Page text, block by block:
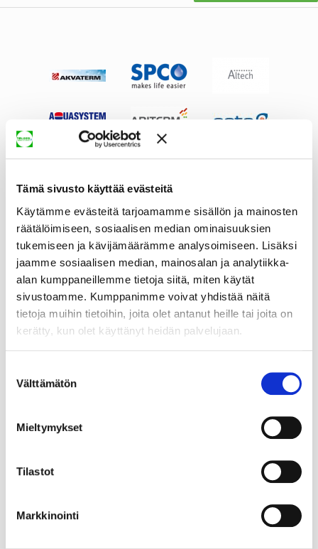
Tämä sivusto käyttää evästeitä
Käytämme evästeitä tarjoamamme sisällön ja mainosten
räätälöimiseen, sosiaalisen median ominaisuuksien
tukemiseen ja kävijämäärämme analysoimiseen. Lisäksi
jaamme sosiaalisen median, mainosalan ja analytiikka-
alan kumppaneillemme tietoja siitä, miten käytät
sivustoamme. Kumppanimme voivat yhdistää näitä
tietoja muihin tietoihin, joita olet antanut heille tai joita on
kerätty, kun olet käyttänyt heidän palvelujaan.
valinta
Välttämätön
Mieltymykset
Tilastot
Markkinointi